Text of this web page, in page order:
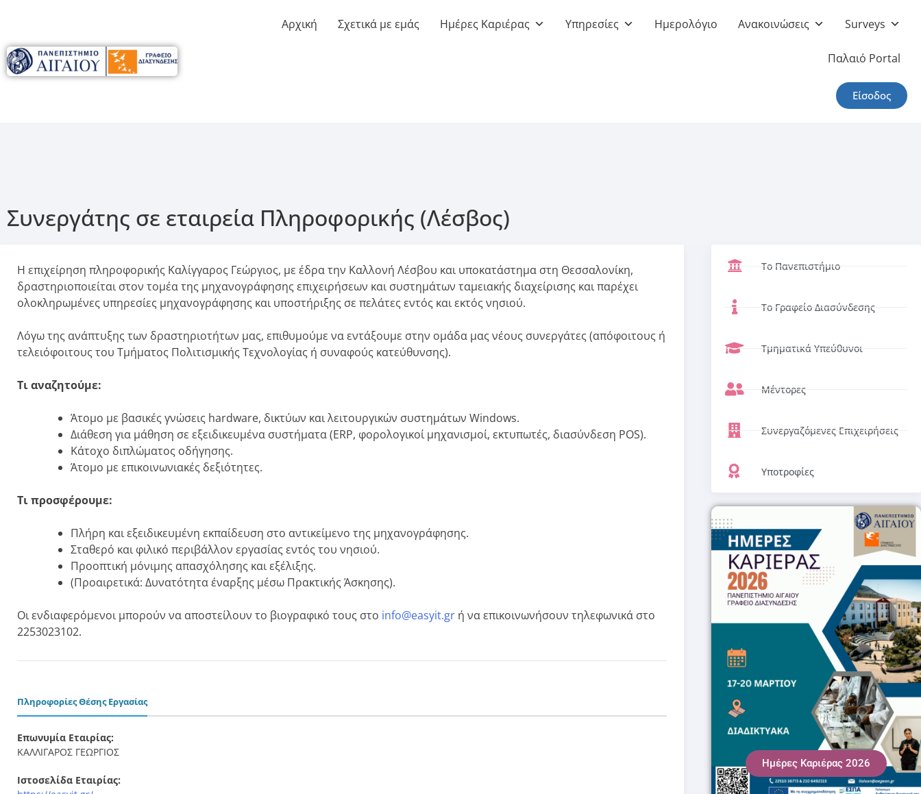
Αρχική Σχετικά με εμάς Ημέρες Καριέρας Υπηρεσίες Ημερολόγιο Ανακοινώσεις Surveys
Παλαιό Portal
Είσοδος
Συνεργάτης σε εταιρεία Πληροφορικής (Λέσβος)
Η επιχείρηση πληροφορικής Καλίγγαρος Γεώργιος, με έδρα την Καλλονή Λέσβου και υποκατάστημα στη Θεσσαλονίκη,
δραστηριοποιείται στον τομέα της μηχανογράφησης επιχειρήσεων και συστημάτων ταμειακής διαχείρισης και παρέχει
ολοκληρωμένες υπηρεσίες μηχανογράφησης και υποστήριξης σε πελάτες εντός και εκτός νησιού.
Λόγω της ανάπτυξης των δραστηριοτήτων μας, επιθυμούμε να εντάξουμε στην ομάδα μας νέους συνεργάτες (απόφοιτους ή
τελειόφοιτους του Τμήματος Πολιτισμικής Τεχνολογίας ή συναφούς κατεύθυνσης).
Τι αναζητούμε:
Άτομο με βασικές γνώσεις hardware, δικτύων και λειτουργικών συστημάτων Windows.
Διάθεση για μάθηση σε εξειδικευμένα συστήματα (ERP, φορολογικοί μηχανισμοί, εκτυπωτές, διασύνδεση POS).
Κάτοχο διπλώματος οδήγησης.
Άτομο με επικοινωνιακές δεξιότητες.
Τι προσφέρουμε:
Πλήρη και εξειδικευμένη εκπαίδευση στο αντικείμενο της μηχανογράφησης.
Σταθερό και φιλικό περιβάλλον εργασίας εντός του νησιού.
Προοπτική μόνιμης απασχόλησης και εξέλιξης.
(Προαιρετικά: Δυνατότητα έναρξης μέσω Πρακτικής Άσκησης).
Οι ενδιαφερόμενοι μπορούν να αποστείλουν το βιογραφικό τους στο info@easyit.gr ή να επικοινωνήσουν τηλεφωνικά στο
2253023102.
Πληροφορίες Θέσης Εργασίας
Επωνυμία Εταιρίας:
ΚΑΛΛΙΓΑΡΟΣ ΓΕΩΡΓΙΟΣ
Ιστοσελίδα Εταιρίας:
Το Πανεπιστήμιο
Το Γραφείο Διασύνδεσης
Τμηματικά Υπεύθυνοι
Μέντορες
Συνεργαζόμενες Επιχειρήσεις
Υποτροφίες
Ημέρες Καριέρας 2026